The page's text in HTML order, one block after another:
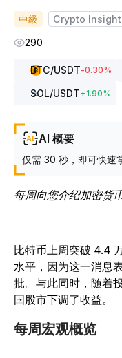
中級
Crypto
290
BTC/USDT-0.30%
SOL/USDT+1.90%
AI 概要
仅需 30 秒，即可快速
每周向您介绍加密货
比特币上周突破 4.4
水平，因为这一消息
批。与此同时，随着
国股市下调了收益。
每周宏观概览